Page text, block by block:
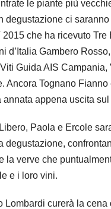
le piante più
degustazione ci
2015 che ha ricevuto Tre
d’Italia Gambero
Guida AIS Campania,
Ancora Tognano
annata appena uscita sul
Libero, Paola e Ercole
degustazione,
la verve che
e i loro vini.
Lombardi curerà la